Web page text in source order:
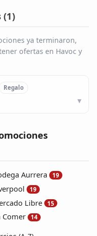
(1)
ya terminaron,
ofertas en Havoc y
Regalo
Aurrera 19
19
Libre 15
Comer 14